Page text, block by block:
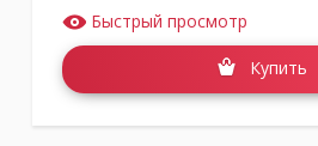
Быстрый просмотр
Купить